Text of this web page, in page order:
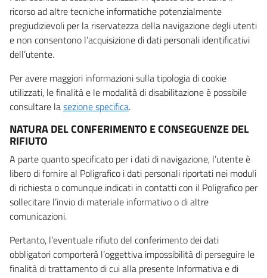
ricorso ad altre tecniche informatiche potenzialmente
pregiudizievoli per la riservatezza della navigazione degli utenti
e non consentono l’acquisizione di dati personali identificativi
dell’utente.
Per avere maggiori informazioni sulla tipologia di cookie
utilizzati, le finalità e le modalità di disabilitazione è possibile
consultare lasezione specifica.
NATURA DEL CONFERIMENTO E CONSEGUENZE DEL
RIFIUTO
A parte quanto specificato per i dati di navigazione, l’utente è
libero di fornire al Poligrafico i dati personali riportati nei moduli
di richiesta o comunque indicati in contatti con il Poligrafico per
sollecitare l’invio di materiale informativo o di altre
comunicazioni.
Pertanto, l’eventuale rifiuto del conferimento dei dati
obbligatori comporterà l’oggettiva impossibilità di perseguire le
finalità di trattamento di cui alla presente Informativa e di